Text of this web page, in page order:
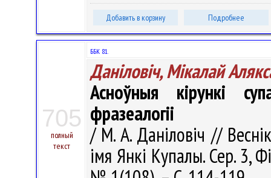
Добавить в корзину Подробнее
705
полный
текст
ББК 81.
Даніловіч, Мікалай
Асноўныя кірункі
фразеалогіі
/ М. А. Даніловіч //
імя Янкі Купалы. Сер. 3,